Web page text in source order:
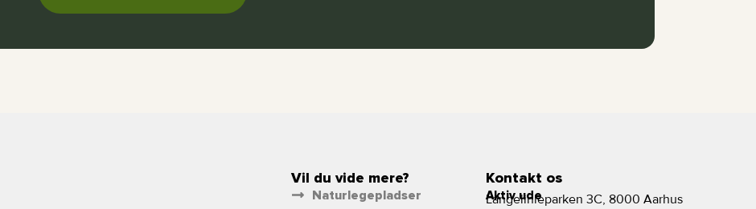
Vil du vide mere?
Naturlegepladser
Kontakt os
Aktiv ude
Langelinieparken 3C, 8000 Aarhus